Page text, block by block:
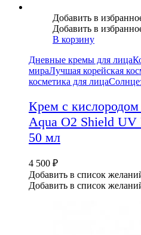
Добавить в
Добавить в
В корзину
Дневные кремы для лица
мираЛучшая корейская
косметика для лица
Крем с
Aqua O2 Shield UV
50 мл
4 500 ₽
Добавить в список
Добавить в список